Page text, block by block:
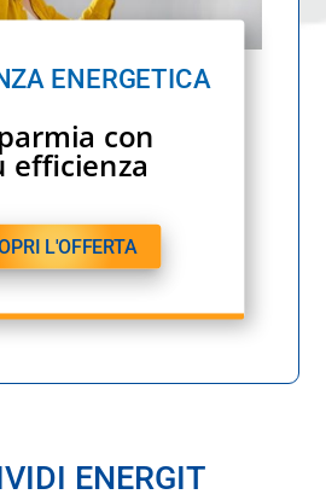
ENERGETICA
con
efficienza
L'OFFERTA
ENERGIT